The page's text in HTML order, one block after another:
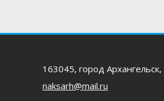
163045, город
naksarh@mail.ru